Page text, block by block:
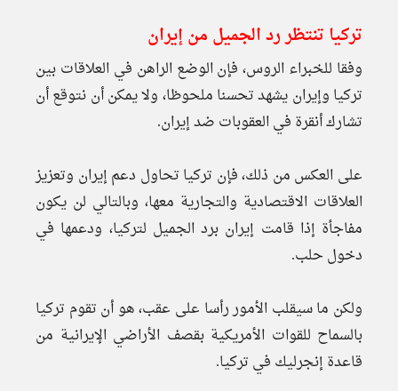
تركيا تنتظر رد الجميل من إيران
وفقا للخبراء الروس، فإن الوضع الراهن في العلاقات بين
تركيا وإيران يشهد تحسنا ملحوظا، ولا يمكن أن نتوقع أن
تشارك أنقرة في العقوبات ضد إيران.
على العكس من ذلك، فإن تركيا تحاول دعم إيران وتعزيز
العلاقات الاقتصادية والتجارية معها، وبالتالي لن يكون
مفاجأة إذا قامت إيران برد الجميل لتركيا، ودعمها في
دخول حلب.
ولكن ما سيقلب الأمور رأسا على عقب، هو أن تقوم تركيا
بالسماح للقوات الأمريكية بقصف الأراضي الإيرانية من
قاعدة إنجرليك في تركيا.